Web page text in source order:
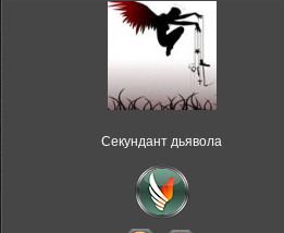
Секундант дьявола